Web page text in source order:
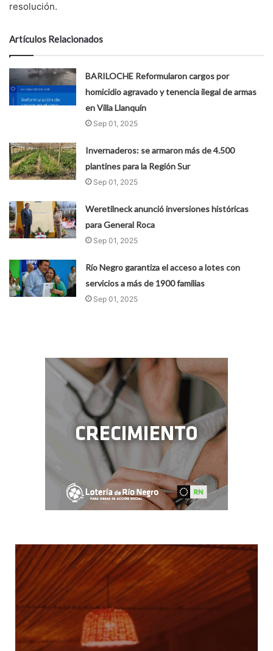
resolución.
Artículos Relacionados
BARILOCHE Reformularon cargos por
homicidio agravado y tenencia ilegal de armas
en Villa Llanquín
Sep 01, 2025
Invernaderos: se armaron más de 4.500
plantines para la Región Sur
Sep 01, 2025
Weretilneck anunció inversiones históricas
para General Roca
Sep 01, 2025
Río Negro garantiza el acceso a lotes con
servicios a más de 1900 familias
Sep 01, 2025